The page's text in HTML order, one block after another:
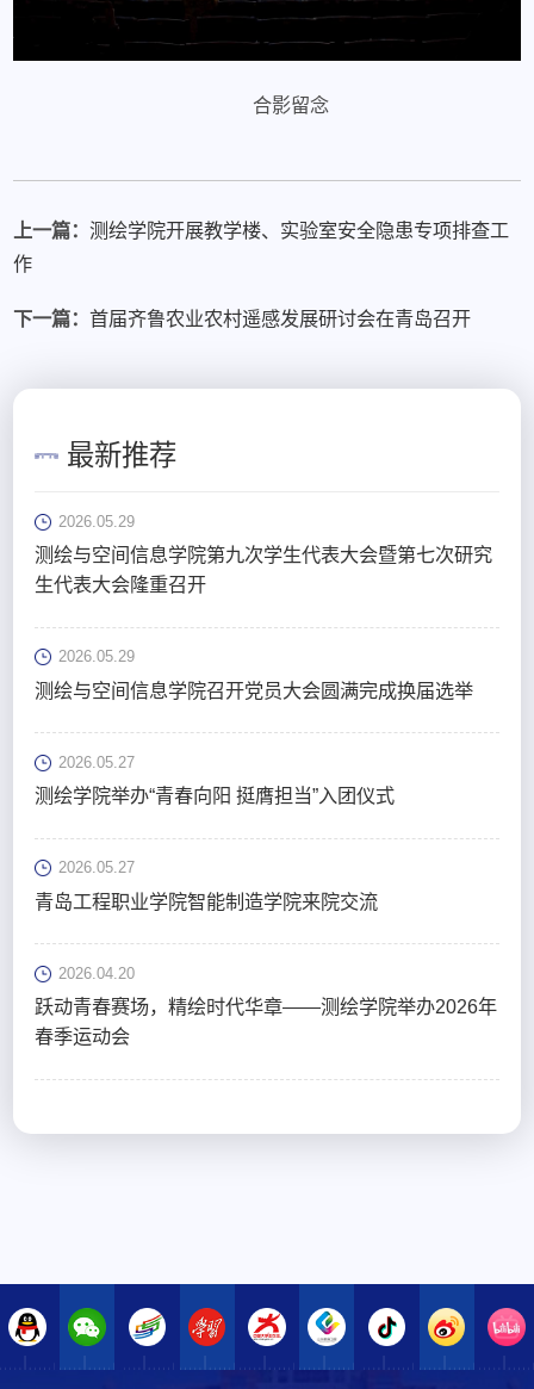
合影留念
上一篇：测绘学院开展教学楼、实验室安全隐患专项排查工
作
下一篇：首届齐鲁农业农村遥感发展研讨会在青岛召开
最新推荐
2026.05.29
测绘与空间信息学院第九次学生代表大会暨第七次研究
生代表大会隆重召开
2026.05.29
测绘与空间信息学院召开党员大会圆满完成换届选举
2026.05.27
测绘学院举办“青春向阳 挺膺担当”入团仪式
2026.05.27
青岛工程职业学院智能制造学院来院交流
2026.04.20
跃动青春赛场，精绘时代华章——测绘学院举办2026年
春季运动会